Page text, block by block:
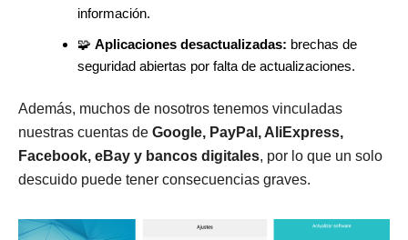
información.
🧩 Aplicaciones desactualizadas: brechas de
seguridad abiertas por falta de actualizaciones.
Además, muchos de nosotros tenemos vinculadas
nuestras cuentas de Google, PayPal, AliExpress,
Facebook, eBay y bancos digitales, por lo que un solo
descuido puede tener consecuencias graves.